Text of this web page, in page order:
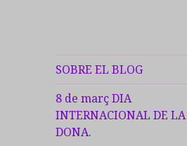
SOBRE EL BLOG
8 de març DIA
INTERNACIONAL DE LA
DONA.